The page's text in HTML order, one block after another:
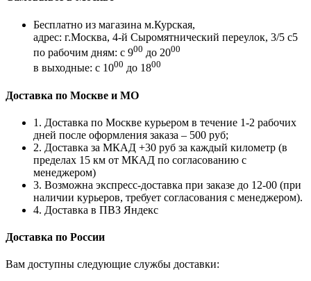
Бесплатно из магазина м.Курская,
адрес: г.Москва, 4-й Сыромятнический переулок, 3/5 с5
по рабочим дням: с 900 до 2000
в выходные: с 1000 до 1800
Доставка по Москве и МО
1. Доставка по Москве курьером в течение 1-2 рабочих
дней после оформления заказа – 500 руб;
2. Доставка за МКАД +30 руб за каждый километр (в
пределах 15 км от МКАД по согласованию с
менеджером)
3. Возможна экспресс-доставка при заказе до 12-00 (при
наличии курьеров, требует согласования с менеджером).
4. Доставка в ПВЗ Яндекс
Доставка по России
Вам доступны следующие службы доставки: